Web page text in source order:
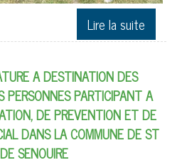
A DESTINATION DES
PERSONNES PARTICIPANT A
DE PREVENTION ET DE
DANS LA COMMUNE DE ST
SENOUIRE